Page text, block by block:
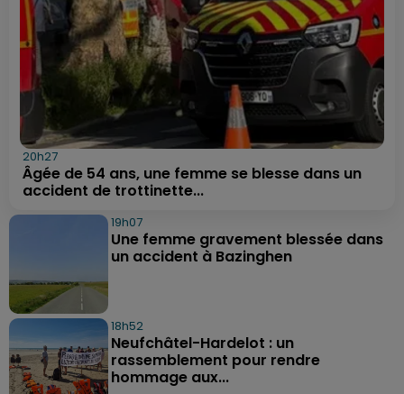
20h27
Âgée de 54 ans, une femme se blesse dans un
accident de trottinette...
19h07
Une femme gravement blessée dans
un accident à Bazinghen
18h52
Neufchâtel-Hardelot : un
rassemblement pour rendre
hommage aux...